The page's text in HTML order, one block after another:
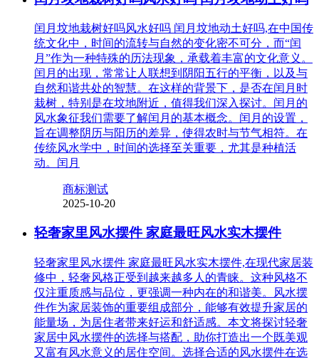
闰月坟地栽树好吗风水好吗 闰月坟地动土好吗,在中国传
统文化中，时间的流转与自然的变化密不可分，而“闰
月”作为一种特殊的历法现象，承载着丰富的文化意义。
闰月的出现，常常让人联想到阴阳五行的平衡，以及与
自然和谐共处的智慧。在这样的背景下，是否在闰月时
栽树，特别是在坟地附近，值得我们深入探讨。闰月的
风水象征我们需要了解闰月的基本概念。闰月的设置，
旨在调整阴历与阳历的差异，使得农时与节气相符。在
传统风水学中，时间的选择至关重要，尤其是种植活
动。闰月
商标测试
2025-10-20
轻奢家里风水摆件 家庭最旺风水实木摆件
轻奢家里风水摆件 家庭最旺风水实木摆件,在现代家居装
修中，轻奢风格正受到越来越多人的青睐。这种风格不
仅注重质感与品位，更强调一种内在的和谐美。风水摆
件作为家居装饰的重要组成部分，能够有效提升家居的
能量场，为居住者带来好运和舒适感。本文将探讨轻奢
家居中风水摆件的选择与搭配，助你打造出一个既美观
又富有风水意义的居住空间。选择合适的风水摆件在选